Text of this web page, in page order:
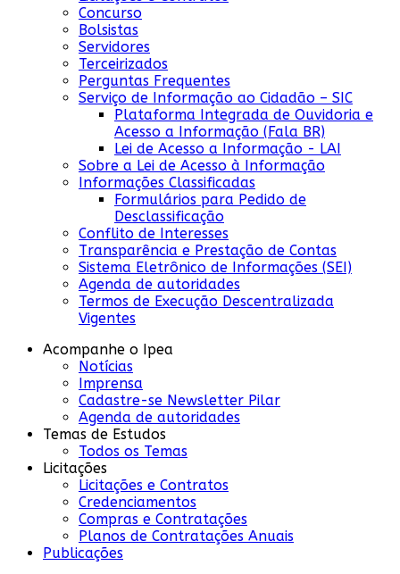
Concurso
Bolsistas
Servidores
Terceirizados
Perguntas Frequentes
Serviço de Informação ao Cidadão – SIC
Plataforma Integrada de Ouvidoria e
Acesso a Informação (Fala BR)
Lei de Acesso a Informação - LAI
Sobre a Lei de Acesso à Informação
Informações Classificadas
Formulários para Pedido de
Desclassificação
Conflito de Interesses
Transparência e Prestação de Contas
Sistema Eletrônico de Informações (SEI)
Agenda de autoridades
Termos de Execução Descentralizada
Vigentes
Acompanhe o Ipea
Notícias
Imprensa
Cadastre-se Newsletter Pilar
Agenda de autoridades
Temas de Estudos
Todos os Temas
Licitações
Licitações e Contratos
Credenciamentos
Compras e Contratações
Planos de Contratações Anuais
Publicações